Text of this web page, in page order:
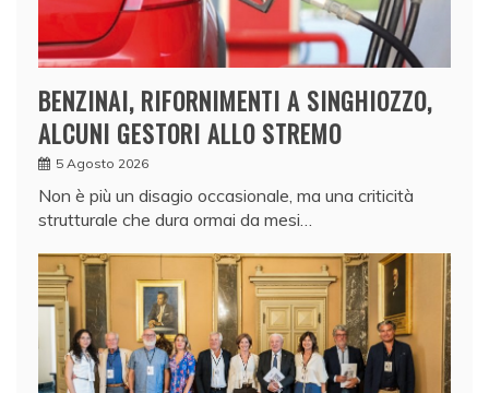
BENZINAI, RIFORNIMENTI A SINGHIOZZO,
ALCUNI GESTORI ALLO STREMO
5 Agosto 2026
Non è più un disagio occasionale, ma una criticità
strutturale che dura ormai da mesi…